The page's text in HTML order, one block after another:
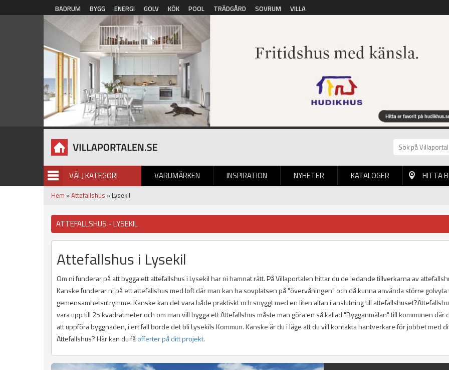
Hoppa till huvudinnehåll
BADRUM BYGG ENERGI GOLV KÖK POOL TRÄDGÅRD SOVRUM VILLA
VÄLJ KATEGORI VARUMÄRKEN INSPIRATION NYHETER
BILDGALLERI KATALOGER HITTA
Hem »Attefallshus » Lysekil
ATTEFALLSHUS - LYSEKIL
Attefallshus i Lysekil
Om ni funderar på att bygga ett attefallshus i Lysekil har ni hamnat rätt. På Villaportalen hittar du de ledande tillverkarna av
Kanske funderar ni på ett attefallshus med loft där man kan ha sovplatsen på "övervåningen" och då kunna använda större golvyta
gemensamhetsutrymme. Kanske kan det vara både praktiskt och snyggt med en liten altan i anslutning till
vara upp till 25 kvadratmeter och om man vill bygga ett Attefallshus måste man göra en så kallad "Bygganmälan" till kommunen där
att uppföra byggnaden, i ert fall borde det bli Lysekils Kommun. Kanske är du i läge att du vill kontakta hantverkare för jobbet med
Attefallshus? Här kan du fåofferter på ditt projekt.